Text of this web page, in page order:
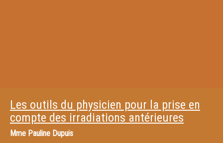
Les outils du physicien pour la prise en
compte des irradiations antérieures
Mme Pauline Dupuis